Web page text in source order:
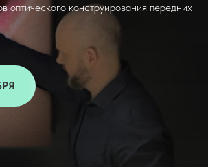
оптического конструирования передних